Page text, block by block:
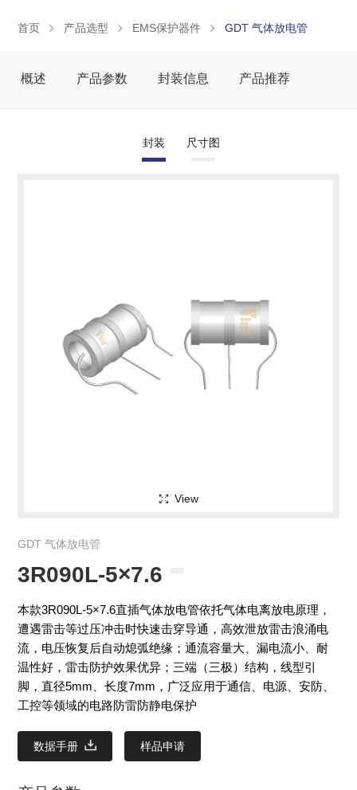
首页 产品选型 EMS保护器件 GDT 气体放电管
概述 产品参数 封装信息 产品推荐
封装 尺寸图
View
GDT 气体放电管
3R090L-5×7.6
本款3R090L-5×7.6直插气体放电管依托气体电离放电原理，
遭遇雷击等过压冲击时快速击穿导通，高效泄放雷击浪涌电
流，电压恢复后自动熄弧绝缘；通流容量大、漏电流小、耐
温性好，雷击防护效果优异；三端（三极）结构，线型引
脚，直径5mm、长度7mm，广泛应用于通信、电源、安防、
工控等领域的电路防雷防静电保护
数据手册 样品申请